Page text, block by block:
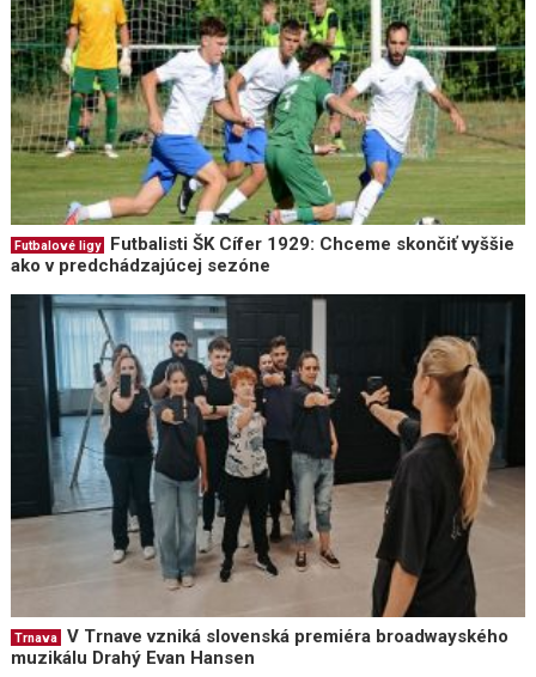
Futbalové ligy
Futbalisti ŠK Cífer 1929: Chceme skončiť vyššie
ako v predchádzajúcej sezóne
Trnava
V Trnave vzniká slovenská premiéra broadwayského
muzikálu Drahý Evan Hansen